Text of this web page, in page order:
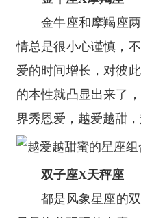
金牛座和摩羯座
情总是很小心谨慎，
爱的时间增长，对彼
的本性就凸显出来了
界秀恩爱，越爱越甜，
双子座X天秤座
都是风象星座的